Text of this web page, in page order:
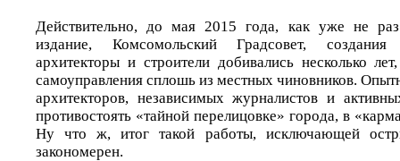
Действительно, до мая 2015 года, как уже не раз
издание, Комсомольский Градсовет, создания
архитекторы и строители добивались несколько
самоуправления сплошь из местных чиновников.
архитекторов, независимых журналистов и
противостоять «тайной перелицовке» города, в
Ну что ж, итог такой работы, исключающей
закономерен.